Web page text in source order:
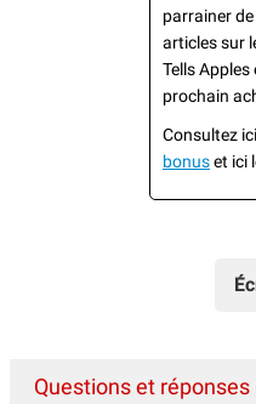
parrainer
articles sur
Tells
prochain
Consultez
bonuset ici
Questions et réponses